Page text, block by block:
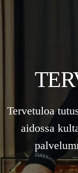
Tervetuloa
aidossa